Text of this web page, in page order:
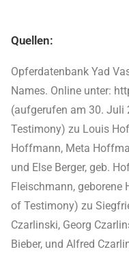
Quellen:
Opferdatenbank Yad
Names. Online unter:
(aufgerufen am 30. Juli
Testimony) zu Louis
Hoffmann, Meta
und Else Berger, geb.
Fleischmann, geborene
of Testimony) zu
Czarlinski, Georg
Bieber, und Alfred